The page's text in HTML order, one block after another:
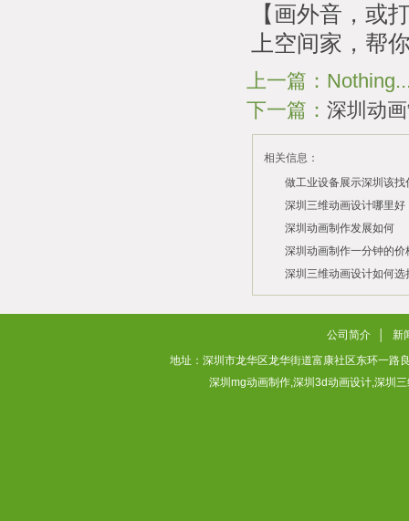
【画外音，或
上空间家，帮
上一篇：
下一篇： 深圳动
相关信息：
做工业设备展示深圳该
司？
2026/07/21
深圳三维动画设计哪里好
2026/03/10
深圳动画制作发展如何
2026/03/03
深圳动画制作一分钟的价
2026/02/28
深圳三维动画设计如何选
2026/02/02
公司简介
新
地址：深圳市龙华区龙华街道富康社区东环一
深圳mg动画制作,深圳3d动画设计,深圳